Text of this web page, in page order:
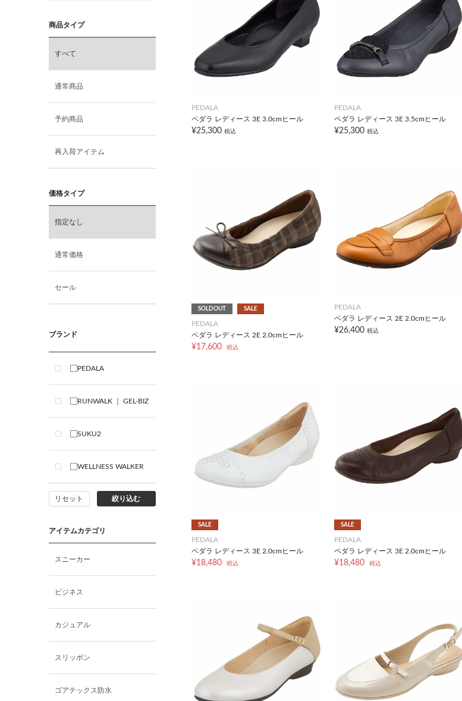
6.0cm
6.5cm
7.0cm
商品タイプ
すべて
通常商品
予約商品
再入荷アイテム
価格タイプ
指定なし
通常価格
セール
ブランド
PEDALA
RUNWALK ｜ GEL-BIZ
SUKU2
WELLNESS WALKER
リセット 絞り込む
アイテムカテゴリ
スニーカー
ビジネス
カジュアル
スリッポン
ゴアテックス防水
PEDALA
ペダラ レディース 3E 3.0cmヒール
¥25,300 税込
PEDALA
ペダラ レディース 3E 3.5cmヒール
¥25,300 税込
SOLDOUT SALE
PEDALA
ペダラ レディース 2E 2.0cmヒール
¥17,600 税込
PEDALA
ペダラ レディース 2E 2.0cmヒール
¥26,400 税込
SALE
PEDALA
ペダラ レディース 3E 2.0cmヒール
¥18,480 税込
SALE
PEDALA
ペダラ レディース 3E 2.0cmヒール
¥18,480 税込